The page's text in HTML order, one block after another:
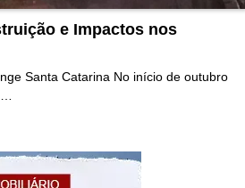
e Impactos nos
Santa Catarina No início de outubro